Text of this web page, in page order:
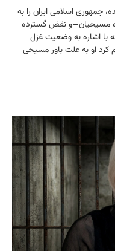
جمهوری اسلامی ایران را به
مسیحیان—و نقض گسترده
با اشاره به وضعیت غزل
اعلام کرد او به علت باور مسیحی